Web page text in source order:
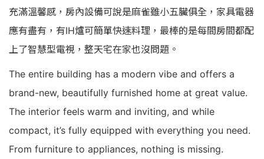
充滿溫馨感，房內設備可說是麻雀雖小五臟俱全，家具電器
應有盡有，有IH爐可簡單快速料理，最棒的是每間房間都配
上了智慧型電視，整天宅在家也沒問題。
The entire building has a modern vibe and offers a
brand-new, beautifully furnished home at great value.
The interior feels warm and inviting, and while
compact, it’s fully equipped with everything you need.
From furniture to appliances, nothing is missing.